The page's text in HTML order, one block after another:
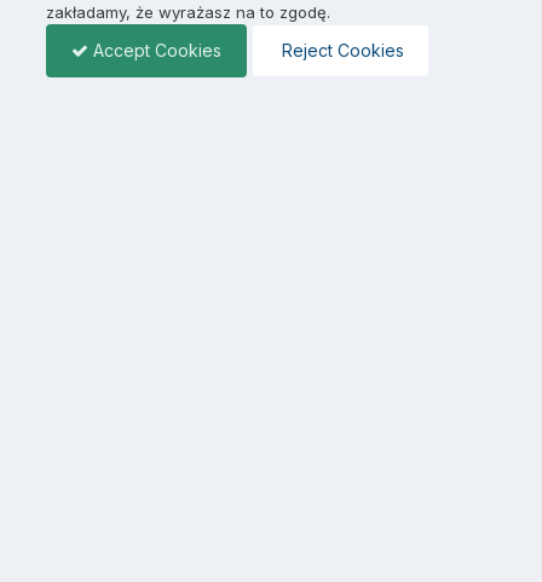
zakładamy, że wyrażasz na to zgodę.
Accept Cookies Reject Cookies